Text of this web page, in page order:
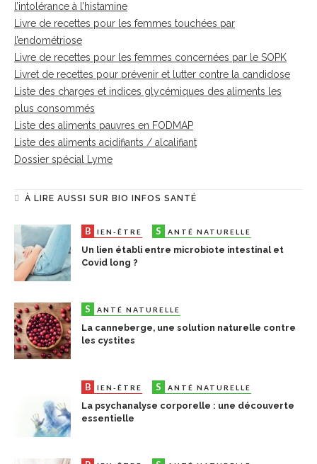
l’intolérance à l’histamine
Livre de recettes pour les femmes touchées par
l’endométriose
Livre de recettes pour les femmes concernées par le SOPK
Livret de recettes pour prévenir et lutter contre la candidose
Liste des charges et indices glycémiques des aliments les
plus consommés
Liste des aliments pauvres en FODMAP
Liste des aliments acidifiants / alcalifiant
Dossier spécial Lyme
À LIRE AUSSI SUR BIO INFOS SANTÉ
B IEN-ÊTRE S ANTÉ NATURELLE
Un lien établi entre microbiote intestinal et
Covid long ?
S ANTÉ NATURELLE
La canneberge, une solution naturelle contre
les cystites
B IEN-ÊTRE S ANTÉ NATURELLE
La psychanalyse corporelle : une découverte
essentielle